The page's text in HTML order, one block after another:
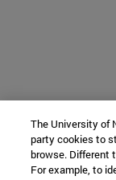
The University of
party cookies to
browse. Different
For example, to